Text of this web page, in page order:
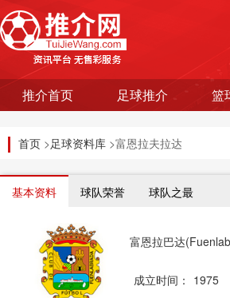
推介首页 足球推介 篮
首页 >足球资料库 >富恩拉夫拉达
基本资料 球队荣誉 球队之最
富恩拉巴达
成立时间： 1975